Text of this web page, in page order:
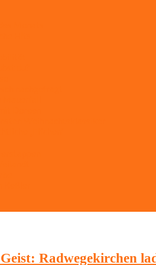
Radwegekirchen